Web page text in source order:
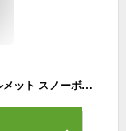
屋外スキーヘルメット 軽量一体型スノーボードヘルメット スノーボードスキーヘルメットロックスキーヘルメットアウトドアスポーツモーター 大人のための男性女性 ソフトライニング調節可能なスポーツヘルメット スキーゴーグル固定ストラップと取り外し可能なイヤーコットン